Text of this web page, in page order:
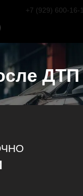
+7 (929) 600-16-
ДТП